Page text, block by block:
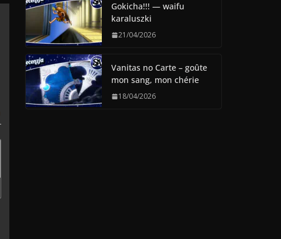
Gokicha!!! — waifu
karaluszki
21/04/2026
Vanitas no Carte – goûte
mon sang, mon chérie
18/04/2026